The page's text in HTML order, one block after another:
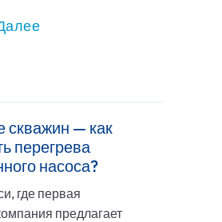
скважин — как
перегрева
насоса?
где первая
предлагает